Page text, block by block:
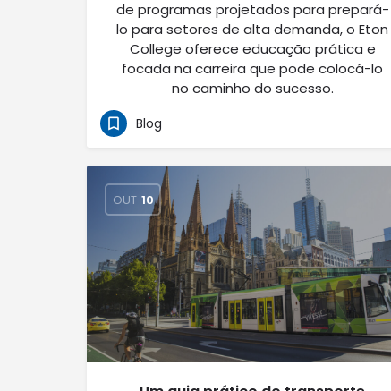
de programas projetados para prepará-
lo para setores de alta demanda, o Eton
College oferece educação prática e
focada na carreira que pode colocá-lo
no caminho do sucesso.
Blog
OUT 10